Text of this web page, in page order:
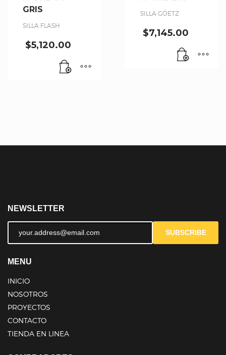
GRIS
SILLA FLASH
$5,120.00
SILLA GÖETZ
$7,145.00
NEWSLETTER
SUBSCRIBE
MENU
INICIO
NOSOTROS
PROYECTOS
CONTACTO
TIENDA EN LINEA